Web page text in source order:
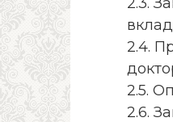
2.4.
2.5.
2.6.